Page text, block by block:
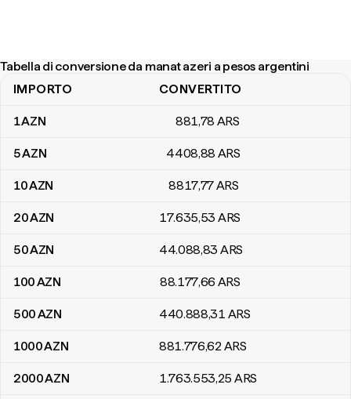
Tabella di conversione da manat azeri a pesos argentini
Tabella di conversione da manat azeri a pesos argentini
IMPORTO CONVERTITO
1AZN 881,78 ARS
5AZN 4408,88 ARS
10AZN 8817,77ARS
20AZN 17.635,53 ARS
50AZN 44.088,83 ARS
100AZN 88.177,66 ARS
500AZN 440.888,31 ARS
1000AZN 881.776,62ARS
2000AZN 1.763.553,25 ARS